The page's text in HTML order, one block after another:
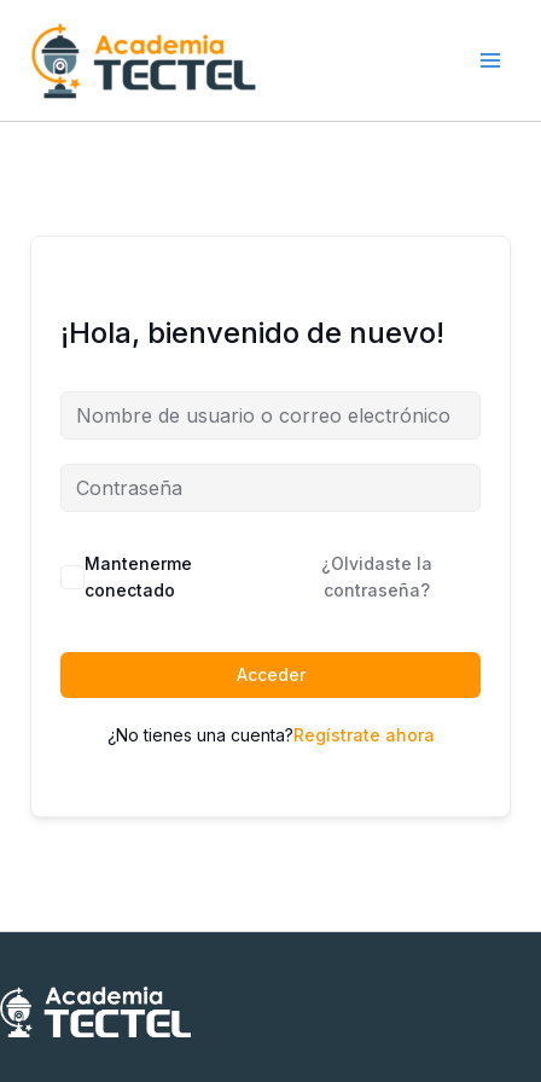
contenido
¡Hola, bienvenido de nuevo!
Mantenerme
conectado
¿Olvidaste la
contraseña?
Acceder
¿No tienes una cuenta?Regístrate ahora